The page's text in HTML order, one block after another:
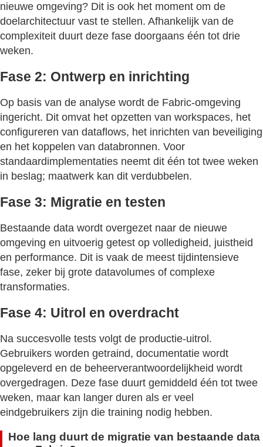
nieuwe omgeving? Dit is ook het moment om de
doelarchitectuur vast te stellen. Afhankelijk van de
complexiteit duurt deze fase doorgaans één tot drie
weken.
Fase 2: Ontwerp en inrichting
Op basis van de analyse wordt de Fabric-omgeving
ingericht. Dit omvat het opzetten van workspaces, het
configureren van dataflows, het inrichten van beveiliging
en het koppelen van databronnen. Voor
standaardimplementaties neemt dit één tot twee weken
in beslag; maatwerk kan dit verdubbelen.
Fase 3: Migratie en testen
Bestaande data wordt overgezet naar de nieuwe
omgeving en uitvoerig getest op volledigheid, juistheid
en performance. Dit is vaak de meest tijdintensieve
fase, zeker bij grote datavolumes of complexe
transformaties.
Fase 4: Uitrol en overdracht
Na succesvolle tests volgt de productie-uitrol.
Gebruikers worden getraind, documentatie wordt
opgeleverd en de beheerverantwoordelijkheid wordt
overgedragen. Deze fase duurt gemiddeld één tot twee
weken, maar kan langer duren als er veel
eindgebruikers zijn die training nodig hebben.
Hoe lang duurt de migratie van bestaande data